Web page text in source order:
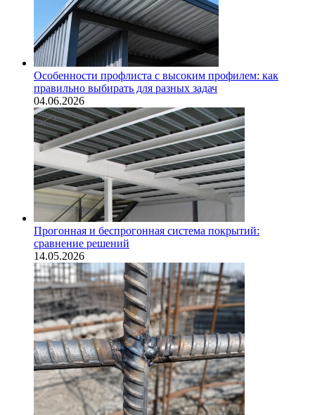
Особенности профлиста с высоким профилем: как
правильно выбирать для разных задач
04.06.2026
Прогонная и беспрогонная система покрытий:
сравнение решений
14.05.2026